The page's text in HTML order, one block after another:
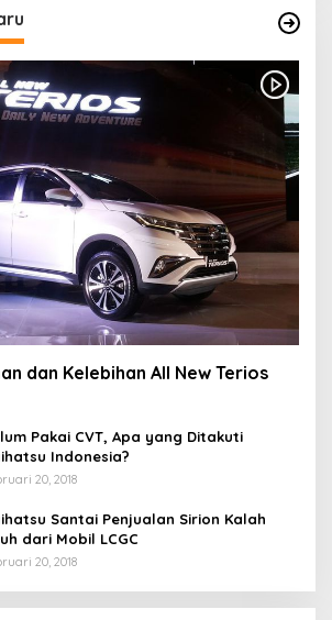
dan Kelebihan All New Terios
Pakai CVT, Apa yang Ditakuti
Indonesia?
20, 2018
Santai Penjualan Sirion Kalah
dari Mobil LCGC
20, 2018